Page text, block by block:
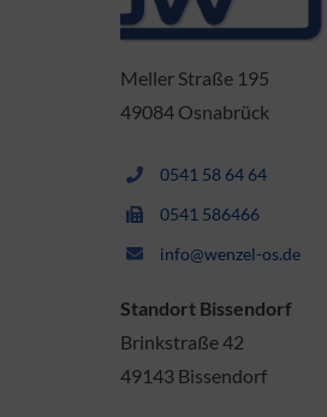
Meller Straße 195
49084 Osnabrück
0541 58 64 64
0541 586466
info@wenzel-os.de
Standort Bissendorf
Brinkstraße 42
49143 Bissendorf